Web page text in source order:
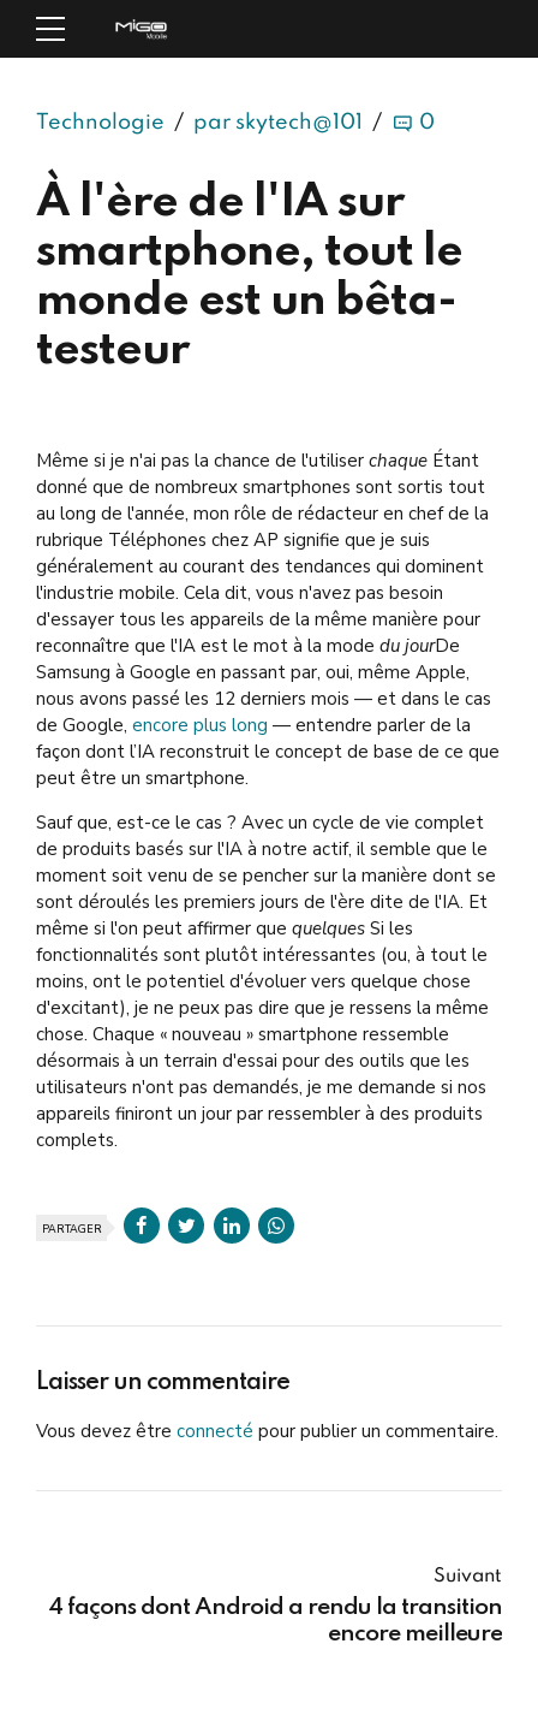
Technologie par skytech@101 0
À l'ère de l'IA sur
smartphone, tout le
monde est un bêta-
testeur
Même si je n'ai pas la chance de l'utiliser chaque Étant
donné que de nombreux smartphones sont sortis tout
au long de l'année, mon rôle de rédacteur en chef de la
rubrique Téléphones chez AP signifie que je suis
généralement au courant des tendances qui dominent
l'industrie mobile. Cela dit, vous n'avez pas besoin
d'essayer tous les appareils de la même manière pour
reconnaître que l'IA est le mot à la mode du jourDe
Samsung à Google en passant par, oui, même Apple,
nous avons passé les 12 derniers mois — et dans le cas
de Google, encore plus long — entendre parler de la
façon dont l’IA reconstruit le concept de base de ce que
peut être un smartphone.
Sauf que, est-ce le cas ? Avec un cycle de vie complet
de produits basés sur l'IA à notre actif, il semble que le
moment soit venu de se pencher sur la manière dont se
sont déroulés les premiers jours de l'ère dite de l'IA. Et
même si l'on peut affirmer que quelques Si les
fonctionnalités sont plutôt intéressantes (ou, à tout le
moins, ont le potentiel d'évoluer vers quelque chose
d'excitant), je ne peux pas dire que je ressens la même
chose. Chaque « nouveau » smartphone ressemble
désormais à un terrain d'essai pour des outils que les
utilisateurs n'ont pas demandés, je me demande si nos
appareils finiront un jour par ressembler à des produits
complets.
PARTAGER
Laisser un commentaire
Vous devez être connecté pour publier un commentaire.
Suivant
4 façons dont Android a rendu la transition
encore meilleure